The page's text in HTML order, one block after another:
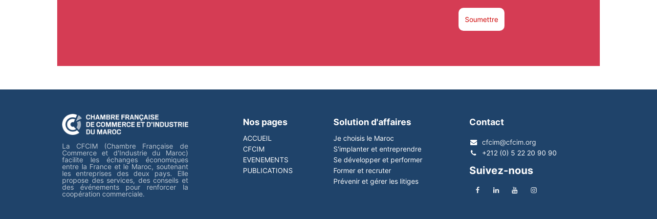
Soumettre
La CFCIM (Chambre Française de
Commerce et d'Industrie du Maroc)
facilite les échanges économiques
entre la France et le Maroc, soutenant
les entreprises des deux pays. Elle
propose des services, des conseils et
des événements pour renforcer la
coopération commerciale.
Contact
cfcim@cfcim.org
+212 (0) 5 22 20 90 90
Suivez-nous
Solution d'affaires
Je choisis le Maroc
S'implanter et entreprendre
Se développer et performer
Former et recruter
Prévenir et gérer les litiges
Nos pages
ACCUEIL
CFCIM
EVENEMENTS
PUBLICATIONS